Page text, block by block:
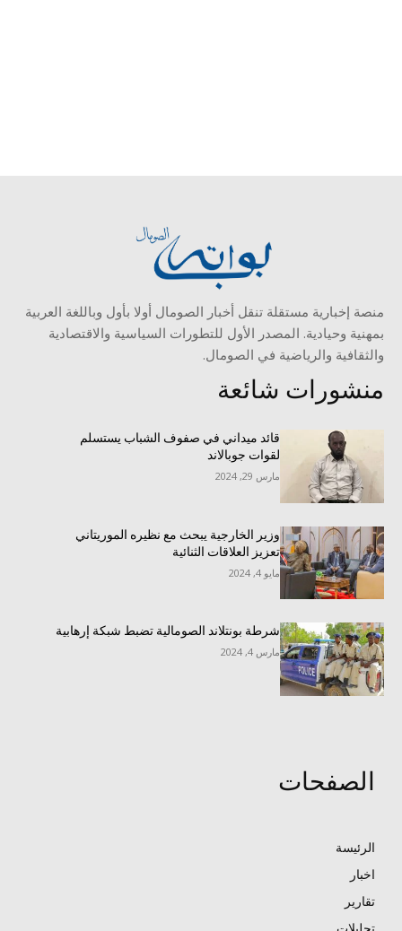
منصة إخبارية مستقلة تنقل أخبار الصومال أولا بأول وباللغة العربية
بمهنية وحيادية. المصدر الأول للتطورات السياسية والاقتصادية
والثقافية والرياضية في الصومال.
منشورات شائعة
قائد ميداني في صفوف الشباب يستسلم
لقوات جوبالاند
مارس 29, 2024
وزير الخارجية يبحث مع نظيره الموريتاني
تعزيز العلاقات الثنائية
مايو 4, 2024
شرطة بونتلاند الصومالية تضبط شبكة إرهابية
مارس 4, 2024
الصفحات
الرئيسة
اخبار
تقارير
تحليلات